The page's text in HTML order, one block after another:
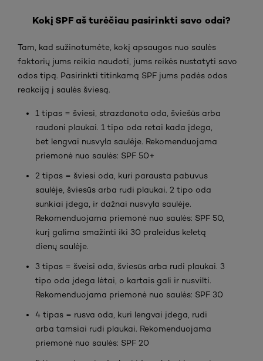
Kokį SPF aš turėčiau pasirinkti savo odai?
Tam, kad sužinotumėte, kokį apsaugos nuo saulės
faktorių jums reikia naudoti, jums reikės nustatyti savo
odos tipą. Pasirinkti titinkamą SPF jums padės odos
reakciją į saulės šviesą.
1 tipas = šviesi, strazdanota oda, šviešūs arba
raudoni plaukai. 1 tipo oda retai kada įdega,
bet lengvai nusvyla saulėje. Rekomenduojama
priemonė nuo saulės: SPF 50+
2 tipas = šviesi oda, kuri parausta pabuvus
saulėje, šviesūs arba rudi plaukai. 2 tipo oda
sunkiai įdega, ir dažnai nusvyla saulėje.
Rekomenduojama priemonė nuo saulės: SPF 50,
kurį galima smažinti iki 30 praleidus keletą
dienų saulėje.
3 tipas = šveisi oda, šviesūs arba rudi plaukai. 3
tipo oda įdega lėtai, o kartais gali ir nusvilti.
Rekomenduojama priemonė nuo saulės: SPF 30
4 tipas = rusva oda, kuri lengvai įdega, rudi
arba tamsiai rudi plaukai. Rekomenduojama
priemonė nuo saulės: SPF 20